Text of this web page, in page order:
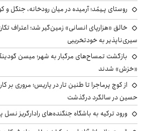
روستای پـِیمُد؛ آرمیده در میان رودخانه، جنگل و
خالق «هزارپای انسانی» زمین‌گیر شد؛ اعتراف
سیری‌ناپذیر به خودتخریبی
بازگشت تمساح‌های مرگبار به شهر؛ میسن
«خزش» شدند
از کوچ‌ پرماجرا تا طنین تار در پاریس؛ مروری بر
حسین در سالگرد درگذشت
ورود ترکیه به باشگاه جنگنده‌های رادارگریز